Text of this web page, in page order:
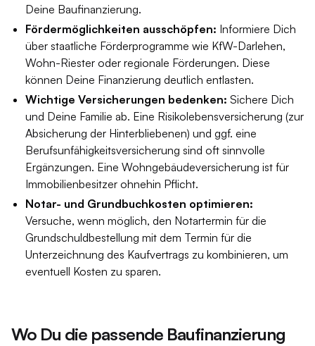
Deine Baufinanzierung.
Fördermöglichkeiten ausschöpfen: Informiere Dich
über staatliche Förderprogramme wie KfW-Darlehen,
Wohn-Riester oder regionale Förderungen. Diese
können Deine Finanzierung deutlich entlasten.
Wichtige Versicherungen bedenken: Sichere Dich
und Deine Familie ab. Eine Risikolebensversicherung (zur
Absicherung der Hinterbliebenen) und ggf. eine
Berufsunfähigkeitsversicherung sind oft sinnvolle
Ergänzungen. Eine Wohngebäudeversicherung ist für
Immobilienbesitzer ohnehin Pflicht.
Notar- und Grundbuchkosten optimieren:
Versuche, wenn möglich, den Notartermin für die
Grundschuldbestellung mit dem Termin für die
Unterzeichnung des Kaufvertrags zu kombinieren, um
eventuell Kosten zu sparen.
Wo Du die passende Baufinanzierung